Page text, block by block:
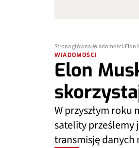
Strona główna Wiadomości Elon
WIADOMOŚCI
Elon
W przyszłym
satelity prześlemy
transmisję danych